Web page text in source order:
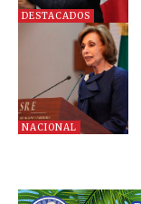
DESTACADOS
NACIONAL